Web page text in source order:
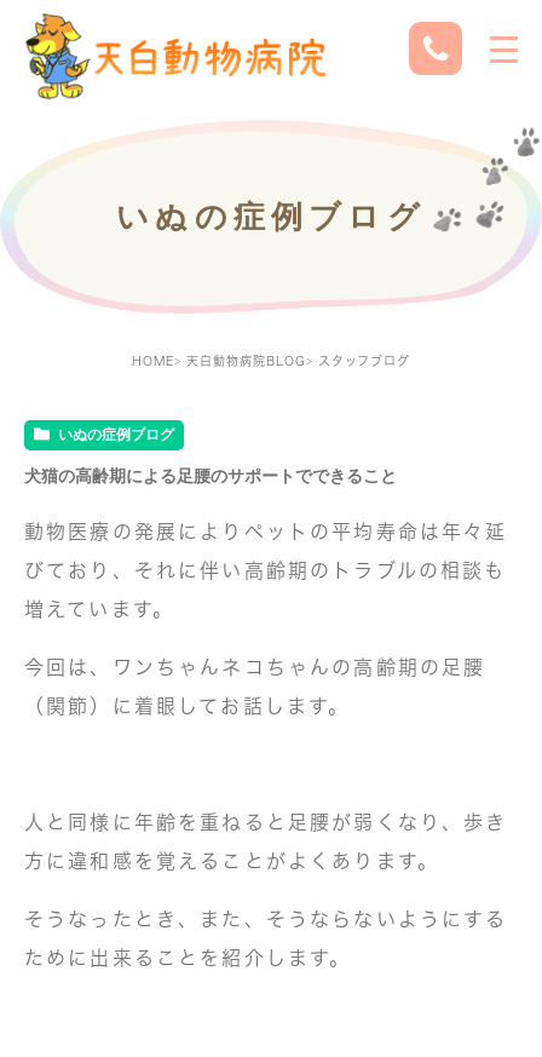
いぬの症例ブログ
HOME 天白動物病院BLOG スタッフブログ
いぬの症例ブログ
犬猫の高齢期による足腰のサポートでできること
動物医療の発展によりペットの平均寿命は年々延
びており、それに伴い高齢期のトラブルの相談も
増えています。
今回は、ワンちゃんネコちゃんの高齢期の足腰
（関節）に着眼してお話します。
人と同様に年齢を重ねると足腰が弱くなり、歩き
方に違和感を覚えることがよくあります。
そうなったとき、また、そうならないようにする
ために出来ることを紹介します。